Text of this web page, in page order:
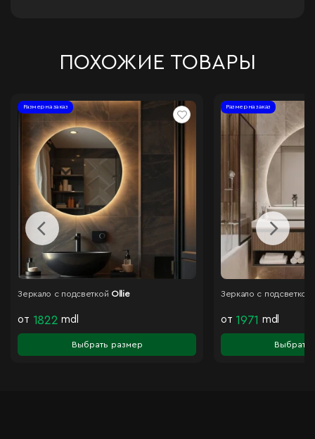
ПОХОЖИЕ ТОВАРЫ
Размер на заказ
Зеркало с подсветкой Ollie
от 1822 mdl
Выбрать размер
Размер на заказ
Зеркало с подсветкой
от 1971 mdl
Выбрать